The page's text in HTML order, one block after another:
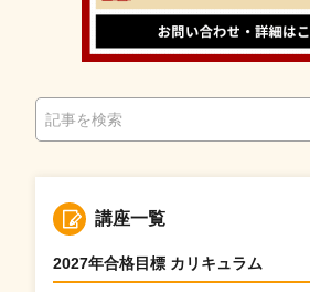
索
講座一覧
2027年合格目標 カリキュラム